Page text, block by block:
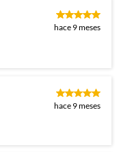
hace 9 meses
hace 9 meses